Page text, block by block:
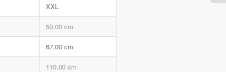
XXL
50,00 cm
67,00 cm
110,00 cm